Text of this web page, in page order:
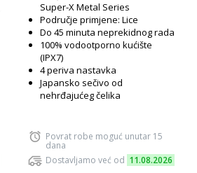
Super-X Metal Series
Područje primjene: Lice
Do 45 minuta neprekidnog rada
100% vodootporno kućište
(IPX7)
4 periva nastavka
Japansko sečivo od
nehrđajućeg čelika
Povrat robe moguć unutar 15
dana
Dostavljamo već od 11.08.2026